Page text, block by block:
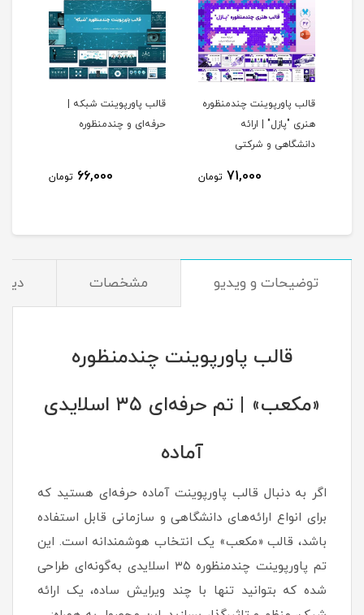
قالب پاورپوینت چندمنظوره
هنری "پازل" | ارائه
دانشگاهی و شرکتی
71,000 تومان
قالب پاورپوینت شبکه |
حرفه‌ای و چندمنظوره
66,000 تومان
توضیحات و ویدیو مشخصات
قالب پاورپوینت چندمنظوره
«مکعب» | تم حرفه‌ای ۳۵ اسلایدی
آماده
اگر به دنبال قالب پاورپوینت آماده حرفه‌ای هستید که
برای انواع ارائه‌های دانشگاهی و سازمانی قابل استفاده
باشد، قالب «مکعب» یک انتخاب هوشمندانه است. این
تم پاورپوینت چندمنظوره ۳۵ اسلایدی به‌گونه‌ای طراحی
شده که بتوانید تنها با چند ویرایش ساده، یک ارائه